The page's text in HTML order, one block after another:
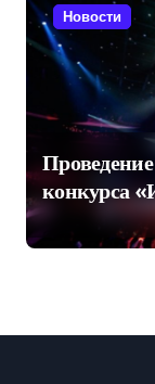
Новости
конкурса
оказалось